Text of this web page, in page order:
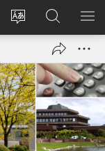
Ekambia
idiómape
Emoñepyrũ
ne
una
nueva
ventana)
Eheka
JW.ORG